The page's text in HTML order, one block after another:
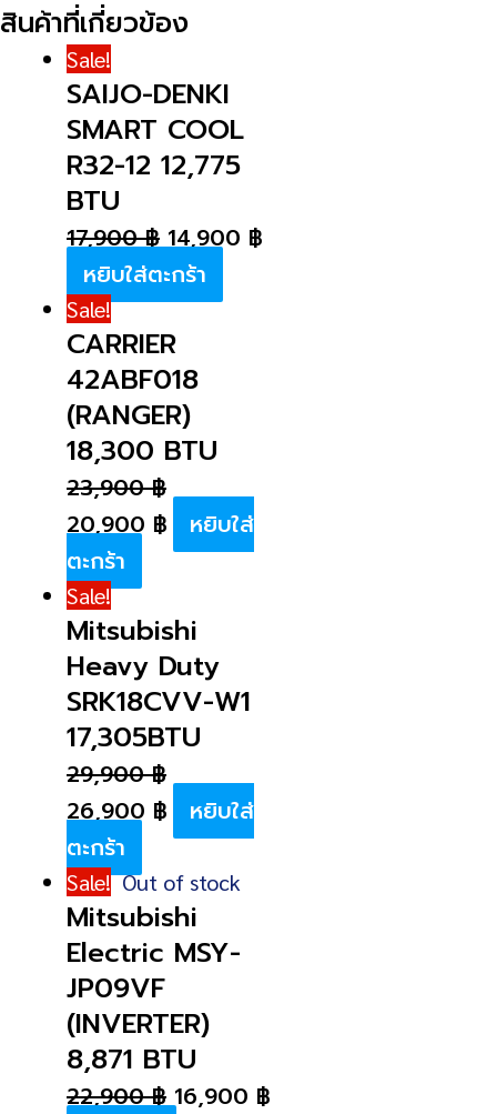
สินค้าที่เกี่ยวข้อง
Sale!
SAIJO-DENKI
SMART COOL
R32-12 12,775
BTU
17,900฿ 14,900 ฿
หยิบใส่ตะกร้า
Sale!
CARRIER
42ABF018
(RANGER)
18,300 BTU
23,900฿
20,900 ฿
หยิบใส่
ตะกร้า
Sale!
Mitsubishi
Heavy Duty
SRK18CVV-W1
17,305BTU
29,900฿
26,900 ฿
หยิบใส่
ตะกร้า
Sale! Out of stock
Mitsubishi
Electric MSY-
JP09VF
(INVERTER)
8,871 BTU
22,900฿ 16,900 ฿